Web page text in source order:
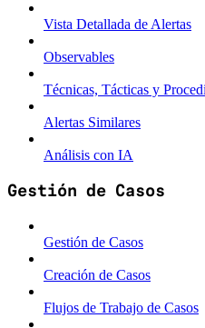
Vista Detallada de Alertas
Observables
Técnicas, Tácticas y
Alertas Similares
Análisis con IA
Gestión de Casos
Gestión de Casos
Creación de Casos
Flujos de Trabajo de Casos